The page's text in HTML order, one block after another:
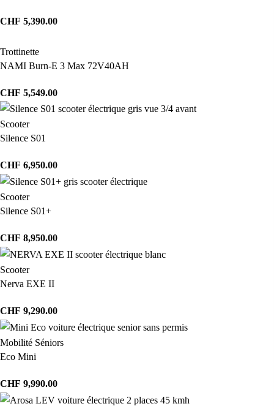
CHF 5,390.00
Trottinette
NAMI Burn-E 3 Max 72V40AH
CHF 5,549.00
Scooter
Silence S01
CHF 6,950.00
Scooter
Silence S01+
CHF 8,950.00
Scooter
Nerva EXE II
CHF 9,290.00
Mobilité Séniors
Eco Mini
CHF 9,990.00